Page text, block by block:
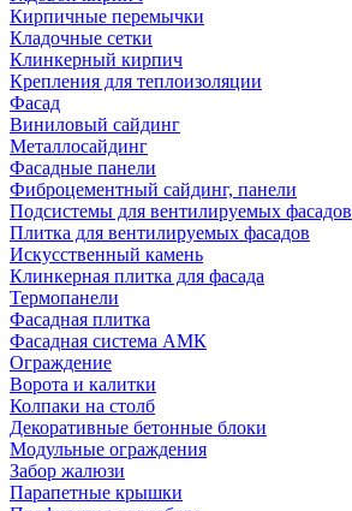
Кирпичные перемычки
Кладочные сетки
Клинкерный кирпич
Крепления для теплоизоляции
Фасад
Виниловый сайдинг
Металлосайдинг
Фасадные панели
Фиброцементный сайдинг, панели
Подсистемы для вентилируемых фасадов
Плитка для вентилируемых фасадов
Искусственный камень
Клинкерная плитка для фасада
Термопанели
Фасадная плитка
Фасадная система АМК
Ограждение
Ворота и калитки
Колпаки на столб
Декоративные бетонные блоки
Модульные ограждения
Забор жалюзи
Парапетные крышки